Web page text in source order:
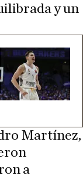
y un
Martínez,
a